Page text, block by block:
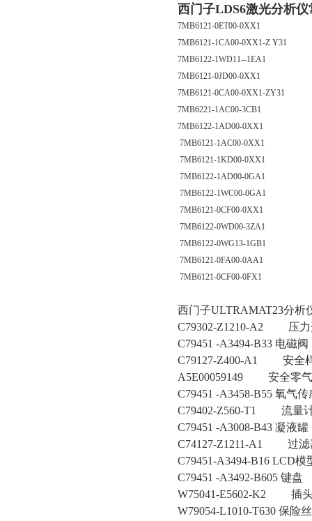
西门子LDS6激光分析仪
7MB6121-0ET00-0XX1
7MB6121-1CA00-0XX1-Z Y31
7MB6122-1WD11--1EA1
7MB6121-0JD00-0XX1
7MB6121-0CA00-0XX1-ZY31
7MB6221-1AC00-3CB1
7MB6122-1AD00-0XX1
7MB6121-1AC00-0XX1
7MB6121-1KD00-0XX1
7MB6122-1AD00-0GA1
7MB6122-1WC00-0GA1
7MB6121-0CF00-0XX1
7MB6122-0WD00-3ZA1
7MB6122-0WG13-1GB1
7MB6121-0FA00-0AA1
7MB6121-0CF00-0FX1
西门子ULTRAMAT23分析
C79302-Z1210-A2 压力
C79451 -A3494-B33 电磁阀
C79127-Z400-A1 安全
A5E00059149 安全零气
C79451 -A3458-B55 氧气传
C79402-Z560-T1 流量
C79451 -A3008-B43 凝液罐
C74127-Z1211-A1 过滤
C79451-A3494-B16 LCD模
C79451 -A3492-B605 键盘
W75041-E5602-K2 插
W79054-L1010-T630 保险丝